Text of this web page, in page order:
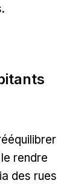
rendre
des rues